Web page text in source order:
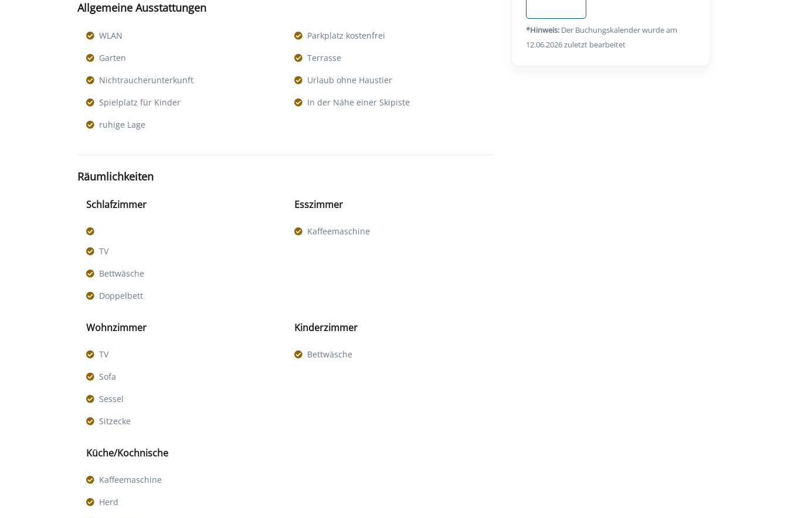
Allgemeine Ausstattungen
WLAN
Parkplatz kostenfrei
Garten
Terrasse
Nichtraucherunterkunft
Urlaub ohne Haustier
Spielplatz für Kinder
In der Nähe einer Skipiste
ruhige Lage
Räumlichkeiten
Schlafzimmer
TV
Bettwäsche
Doppelbett
Esszimmer
Kaffeemaschine
Wohnzimmer
TV
Sofa
Sessel
Sitzecke
Kinderzimmer
Bettwäsche
Küche/Kochnische
Kaffeemaschine
Herd
*Hinweis: Der Buchungskalender wurde am
12.06.2026 zuletzt bearbeitet